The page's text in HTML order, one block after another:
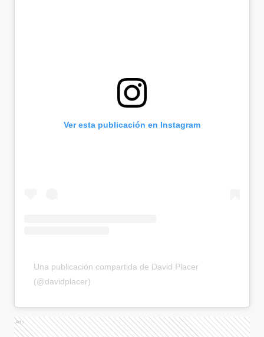
Ver esta publicación en Instagram
Una publicación compartida de David Placer
(@davidplacer)
Ads